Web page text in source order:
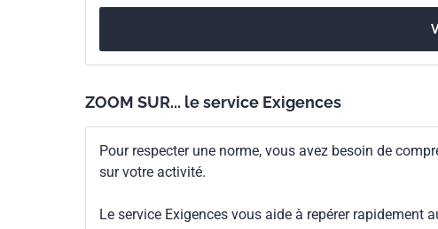
ZOOM SUR... le service Exigences
Pour respecter une norme, vous avez besoin de
sur votre activité.
Le service Exigences vous aide à repérer rapidement